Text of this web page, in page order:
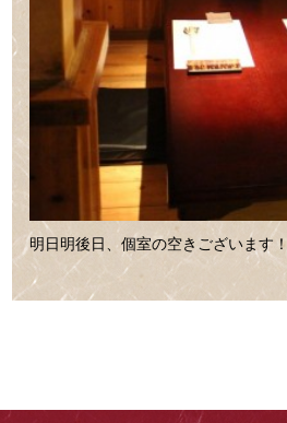
明日明後日、個室の空きございます！